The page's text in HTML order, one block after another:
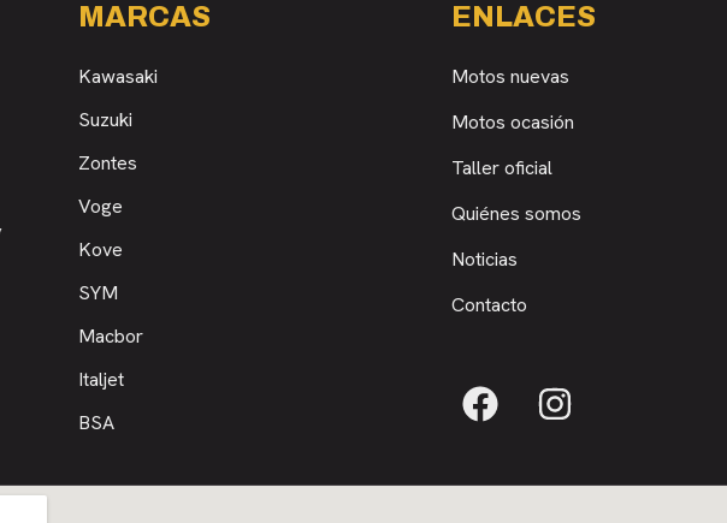
MARCAS
Kawasaki
Suzuki
Zontes
Voge
Kove
SYM
Macbor
Italjet
BSA
ENLACES
Motos nuevas
Motos ocasión
Taller oficial
Quiénes somos
Noticias
Contacto